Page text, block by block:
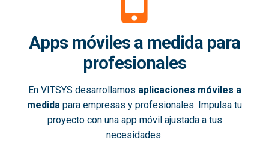
Apps móviles a medida para
profesionales
En VITSYS desarrollamos aplicaciones móviles a
medida para empresas y profesionales. Impulsa tu
proyecto con una app móvil ajustada a tus
necesidades.